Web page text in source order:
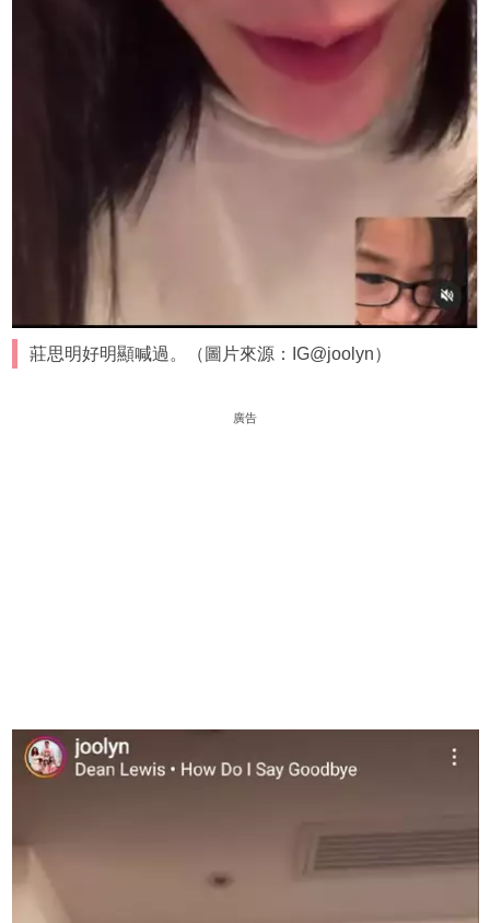
莊思明好明顯喊過。（圖片來源：IG@joolyn）
廣告